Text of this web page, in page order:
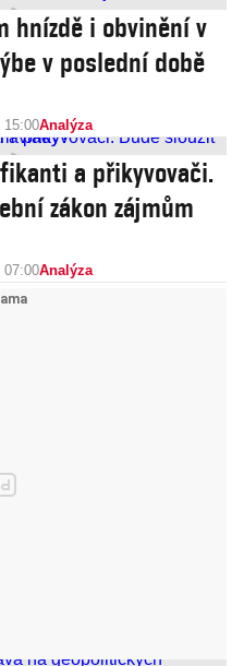
hnízdě i obvinění v
v poslední době
15:00Analýza
a přikyvovači.
zákon zájmům
07:00Analýza